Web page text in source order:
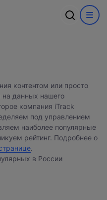
контентом или просто
на данных нашего
компания iTrack
под управлением
наиболее популярные
рейтинг. Подробнее о
.
в России
запроса. Пожалуйста,